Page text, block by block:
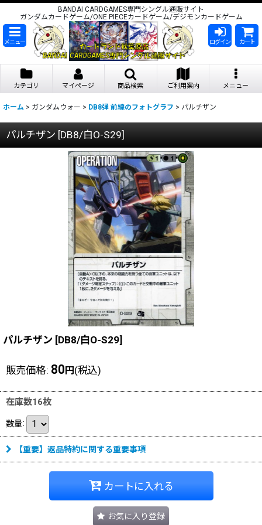
BANDAI CARDGAMES専門シングル通販サイト
ガンダムカードゲーム/ONE PIECEカードゲーム/デジモンカードゲーム
メニュー ログイン カート
カテゴリ マイページ 商品検索 ご利用案内 メニュー
ホーム > ガンダムウォー > DB8弾 前線のフォトグラフ > パルチザン
パルチザン [DB8/白O-S29]
パルチザン [DB8/白O-S29]
販売価格: 80 円 (税込)
在庫数16枚
数量:
【重要】返品特約に関する重要事項
カートに入れる
お気に入り登録